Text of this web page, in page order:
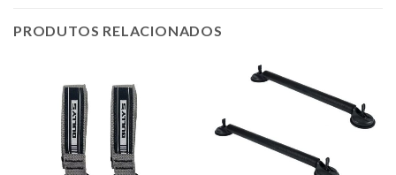
PRODUTOS RELACIONADOS